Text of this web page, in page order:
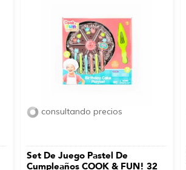
consultando precios
Set De Juego Pastel De
Cumpleaños COOK & FUN! 32